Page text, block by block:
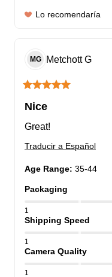
Lo recomendaría
MG Metchott G
Nice
Great!
Traducir a Español
Age Range: 35-44
Packaging
1
Shipping Speed
1
Camera Quality
1